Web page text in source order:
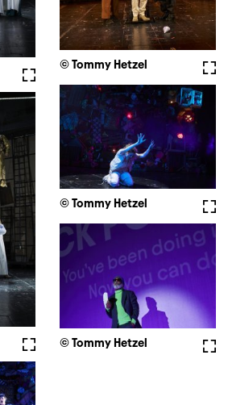
© Tommy Hetzel
Vollbild
© Tommy Hetzel
Vollbild© Tommy Hetzel